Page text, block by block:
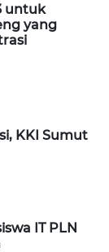
untuk
yang
KKI Sumut
IT PLN